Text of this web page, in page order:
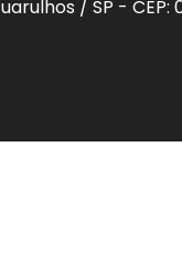
/ SP - CEP: